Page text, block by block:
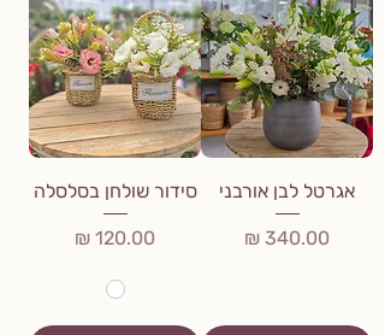
אגרטל לבן אורבני
מחיר
סידור שולחן בסלסלה
מחיר